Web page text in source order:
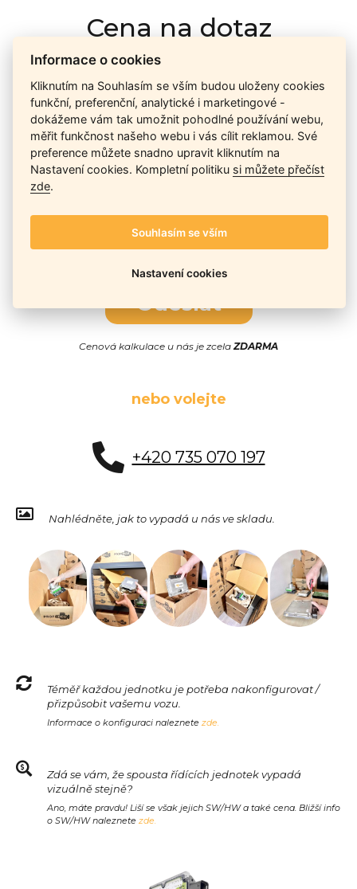
Cena na dotaz
Ceny závisí na množství kusů skladem, dostupnosti náhrad,
výkonnosti a atypičnosti daného modelu. Pokusíme se
nabídnout aktuálněnejlepší cenu, a Vy si vyberete, co je pro
Vás nejvýhodnější.
Telefon / Email
Odeslat
Cenová kalkulace u nás je zcelaZDARMA
nebo volejte
+420 735 070 197
Nahlédněte, jak to vypadá u nás ve skladu.
Téměř každou jednotku je potřeba nakonfigurovat /
přizpůsobit vašemu vozu.
Informace o konfiguraci naleznete zde.
Zdá se vám, že spousta řídících jednotek vypadá
vizuálně stejně?
Ano, máte pravdu! Liší se však jejich SW/HW a také cena. Bližší info
o SW/HW naleznete zde.
Informace o cookies
Kliknutím na Souhlasím se vším budou uloženy cookies
funkční, preferenční, analytické i marketingové -
dokážeme vám tak umožnit pohodlné používání webu,
měřit funkčnost našeho webu i vás cílit reklamou. Své
preference můžete snadno upravit kliknutím na
Nastavení cookies. Kompletní politiku si můžete přečíst
zde.
Souhlasím se vším
Nastavení cookies